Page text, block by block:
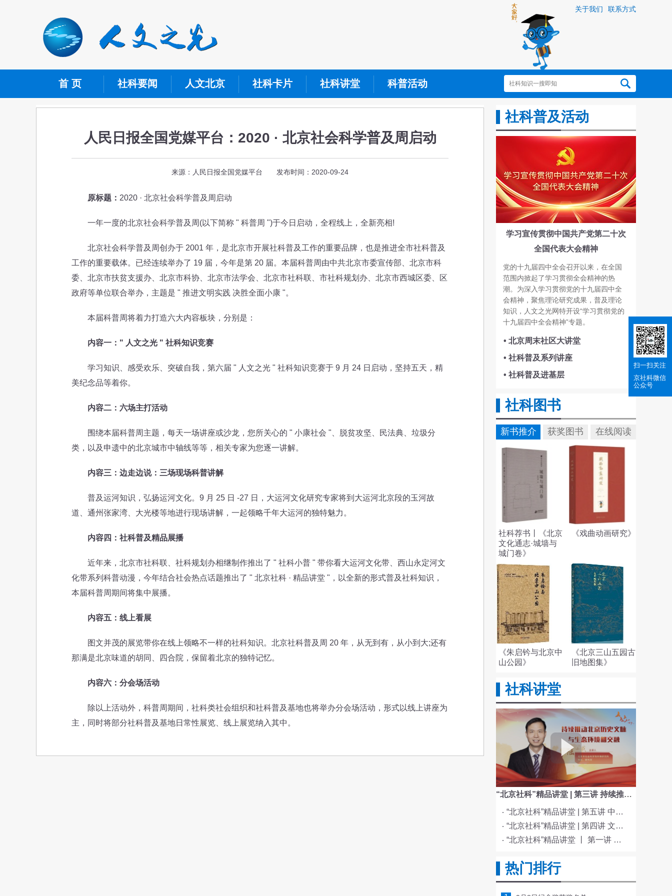
关于我们 联系方式
首 页 社科要闻 人文北京 社科卡片 社科讲堂 科普活动
人民日报全国党媒平台：2020 · 北京社会科学普及周启动
来源：人民日报全国党媒平台 发布时间：2020-09-24
原标题： 2020 · 北京社会科学普及周启动
一年一度的北京社会科学普及周(以下简称 " 科普周 ")于今日启动，全程线上，全新亮相!
北京社会科学普及周创办于 2001 年，是北京市开展社科普及工作的重要品牌，也是推进全市社科普及
工作的重要载体。已经连续举办了 19 届，今年是第 20 届。本届科普周由中共北京市委宣传部、北京市科
委、北京市扶贫支援办、北京市科协、北京市法学会、北京市社科联、市社科规划办、北京市西城区委、区
政府等单位联合举办，主题是 " 推进文明实践 决胜全面小康 "。
本届科普周将着力打造六大内容板块，分别是：
内容一：" 人文之光 " 社科知识竞赛
学习知识、感受欢乐、突破自我，第六届 " 人文之光 " 社科知识竞赛于 9 月 24 日启动，坚持五天，精
美纪念品等着你。
内容二：六场主打活动
围绕本届科普周主题，每天一场讲座或沙龙，您所关心的 " 小康社会 "、脱贫攻坚、民法典、垃圾分
类，以及申遗中的北京城市中轴线等等，相关专家为您逐一讲解。
内容三：边走边说：三场现场科普讲解
普及运河知识，弘扬运河文化。9 月 25 日 -27 日，大运河文化研究专家将到大运河北京段的玉河故
道、通州张家湾、大光楼等地进行现场讲解，一起领略千年大运河的独特魅力。
内容四：社科普及精品展播
近年来，北京市社科联、社科规划办相继制作推出了 " 社科小普 " 带你看大运河文化带、西山永定河文
化带系列科普动漫，今年结合社会热点话题推出了 " 北京社科 · 精品讲堂 "，以全新的形式普及社科知识，
本届科普周期间将集中展播。
内容五：线上看展
图文并茂的展览带你在线上领略不一样的社科知识。北京社科普及周 20 年，从无到有，从小到大;还有
那满是北京味道的胡同、四合院，保留着北京的独特记忆。
内容六：分会场活动
除以上活动外，科普周期间，社科类社会组织和社科普及基地也将举办分会场活动，形式以线上讲座为
主，同时将部分社科普及基地日常性展览、线上展览纳入其中。
社科普及活动
学习宣传贯彻中国共产党第二十次
全国代表大会精神
党的十九届四中全会召开以来，在全国
范围内掀起了学习贯彻全会精神的热
潮。为深入学习贯彻党的十九届四中全
会精神，聚焦理论研究成果，普及理论
知识，人文之光网特开设“学习贯彻党的
十九届四中全会精神”专题。
• 北京周末社区大讲堂
• 社科普及系列讲座
• 社科普及进基层
社科图书
新书推介 获奖图书 在线阅读
社科荐书丨《北京
文化通志·城墙与
城门卷》
《戏曲动画研究》
《朱启钤与北京中
山公园》
《北京三山五园古
旧地图集》
社科讲堂
“北京社科”精品讲堂 | 第三讲 持续推动北京历史文脉与生态环境相交融
“北京社科”精品讲堂 | 第五讲 中国电影与文化传统
“北京社科”精品讲堂 | 第四讲 文化与科技融合赋能新质生产力发展
“北京社科”精品讲堂 丨 第一讲 《红楼梦》的北京情缘
热门排行
扫一扫关注
京社科微信
公众号